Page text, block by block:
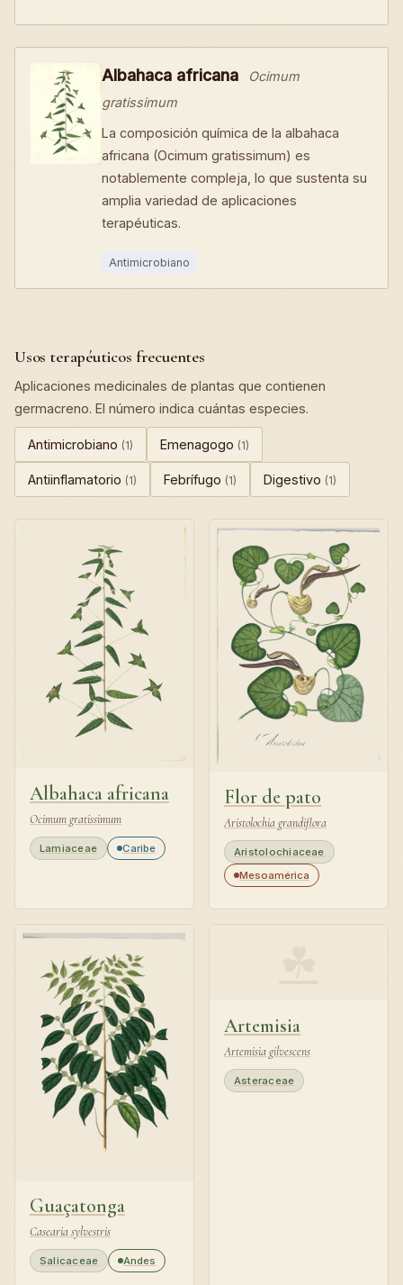
Albahaca africana
Ocimum
gratissimum
La composición química de la albahaca
africana (Ocimum gratissimum) es
notablemente compleja, lo que sustenta su
amplia variedad de aplicaciones
terapéuticas.
Antimicrobiano
Usos terapéuticos frecuentes
Aplicaciones medicinales de plantas que contienen
germacreno. El número indica cuántas especies.
Antimicrobiano (1) Emenagogo (1)
Antiinflamatorio (1) Febrífugo (1) Digestivo (1)
Albahaca africana
Ocimum gratissimum
Lamiaceae Caribe
Flor de pato
Aristolochia grandiflora
Aristolochiaceae
Mesoamérica
Guaçatonga
Casearia sylvestris
Salicaceae Andes
Artemisia
Artemisia gilvescens
Asteraceae